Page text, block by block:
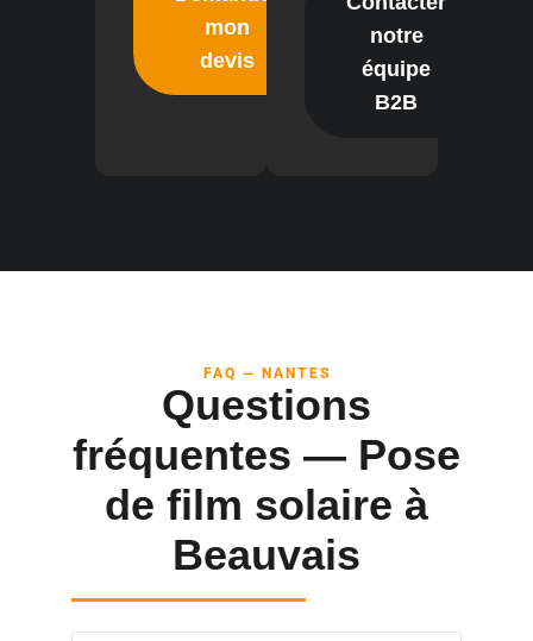
mon
devis
notre
équipe
B2B
FAQ — NANTES
Questions
fréquentes — Pose
de film solaire à
Beauvais